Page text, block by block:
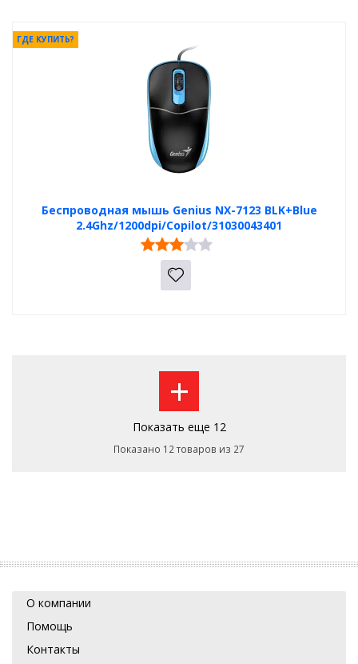
Беспроводная мышь Genius NX-7123 BLK+Blue
2.4Ghz/1200dpi/Copilot/31030043401
ГДЕ КУПИТЬ?
+
Показать еще 12
Показано 12 товаров из 27
О компании
Помощь
Контакты